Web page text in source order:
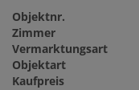
Objektnr.
Zimmer
Vermarktungsart
Objektart
Kaufpreis